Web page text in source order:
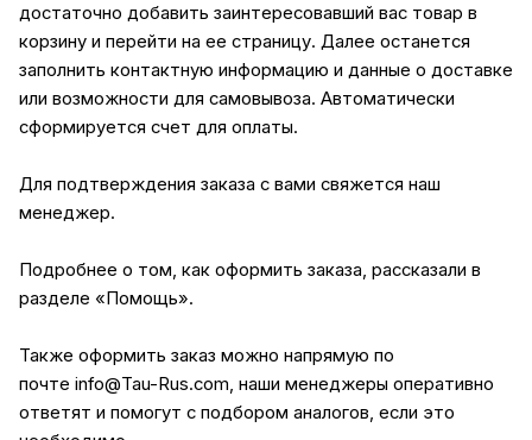
достаточно добавить заинтересовавший вас товар в
корзину и перейти на ее страницу. Далее останется
заполнить контактную информацию и данные о доставке
или возможности для самовывоза. Автоматически
сформируется счет для оплаты.
Для подтверждения заказа с вами свяжется наш
менеджер.
Подробнее о том, как оформить заказа, рассказали в
разделе «Помощь».
Также оформить заказ можно напрямую по
почте info@Tau-Rus.com, наши менеджеры оперативно
ответят и помогут с подбором аналогов, если это